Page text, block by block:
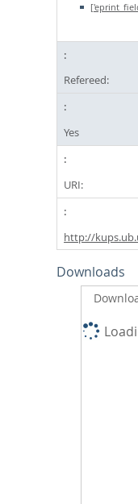
Refereed:
Yes
URI:
http://
Downloads